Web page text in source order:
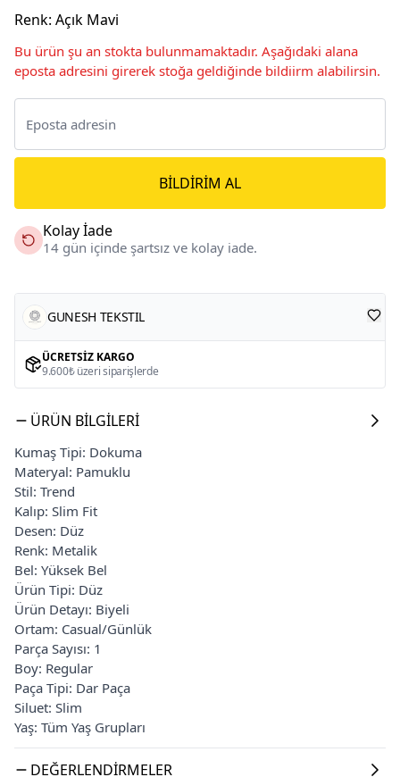
Renk: Açık Mavi
Bu ürün şu an stokta bulunmamaktadır. Aşağıdaki alana
eposta adresini girerek stoğa geldiğinde bildiirm alabilirsin.
BILDIRIM AL
Kolay İade
14 gün içinde şartsız ve kolay iade.
GUNESH TEKSTIL
ÜCRETSIZ KARGO
9.600₺ üzeri siparişlerde
ÜRÜN BILGILERI
Kumaş Tipi: Dokuma
Materyal: Pamuklu
Stil: Trend
Kalıp: Slim Fit
Desen: Düz
Renk: Metalik
Bel: Yüksek Bel
Ürün Tipi: Düz
Ürün Detayı: Biyeli
Ortam: Casual/Günlük
Parça Sayısı: 1
Boy: Regular
Paça Tipi: Dar Paça
Siluet: Slim
Yaş: Tüm Yaş Grupları
DEĞERLENDIRMELER